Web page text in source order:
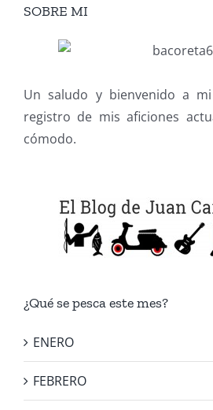
SOBRE MI
Un saludo y bienvenido a
registro de mis aficiones
cómodo.
¿Qué se pesca este mes?
ENERO
FEBRERO